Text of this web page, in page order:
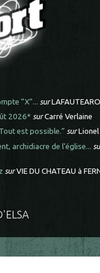
”X”... sur
2026* surCarré Verlaine
est possible.” surLionel
archidiacre de l'église...
surVIE DU CHATEAU à